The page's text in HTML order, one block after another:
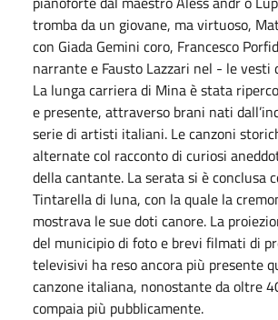
tromba da un giovane, ma virtuoso,
con Giada Gemini coro, Francesco
narrante e Fausto Lazzari nel - le vesti
La lunga carriera di Mina è stata
e presente, attraverso brani nati
serie di artisti italiani. Le canzoni
alternate col racconto di curiosi
della cantante. La serata si è conclusa
Tintarella di luna, con la quale la
mostrava le sue doti canore. La
del municipio di foto e brevi filmati di
televisivi ha reso ancora più presente
canzone italiana, nonostante da oltre
compaia più pubblicamente.